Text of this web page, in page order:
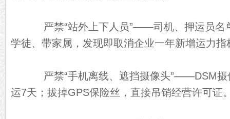
严禁“站外上下人员”——司机、押运员名
学徒、带家属，发现即取消企业一年新增运力指
严禁“手机离线、遮挡摄像头”——DSM摄
运7天；拔掉GPS保险丝，直接吊销经营许可证